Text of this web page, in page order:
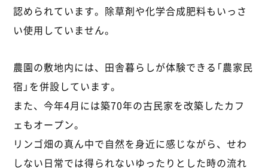
認められています。除草剤や化学合成肥料もいっさ
い使用していません。
農園の敷地内には、田舎暮らしが体験できる「農家民
宿」を併設しています。
また、今年4月には築70年の古民家を改築したカフ
ェもオープン。
リンゴ畑の真ん中で自然を身近に感じながら、せわ
しない日常では得られないゆったりとした時の流れ